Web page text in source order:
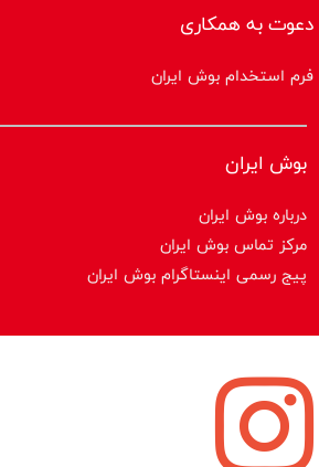
دعوت به همکاری
فرم استخدام بوش ایران
بوش ایران
درباره بوش ایران
مرکز تماس بوش ایران
پیج رسمی اینستاگرام بوش ایران